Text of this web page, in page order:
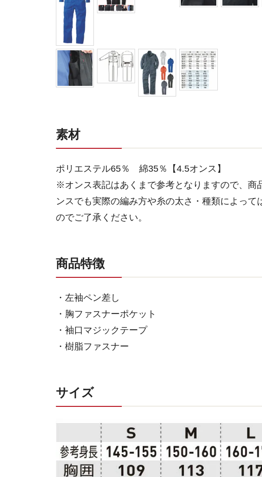
素材
ポリエステル65％ 綿35％【4.5オンス】
※オンス表記はあくまで参考となりますので、商
ンスでも実際の編み方や糸の太さ・種類によって
のでご了承ください。
商品特徴
・左袖ペン差し
・胸ファスナーポケット
・袖口マジックテープ
・樹脂ファスナー
サイズ